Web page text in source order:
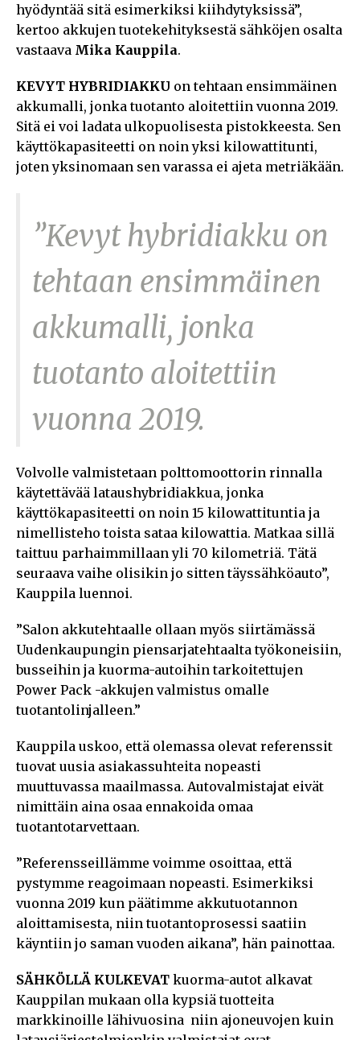
hyödyntää sitä esimerkiksi kiihdytyksissä”,
kertoo akkujen tuotekehityksestä sähköjen osalta
vastaava Mika Kauppila.
KEVYT HYBRIDIAKKU on tehtaan ensimmäinen
akkumalli, jonka tuotanto aloitettiin vuonna 2019.
Sitä ei voi ladata ulkopuolisesta pistokkeesta. Sen
käyttökapasiteetti on noin yksi kilowattitunti,
joten yksinomaan sen varassa ei ajeta metriäkään.
”Kevyt hybridiakku on
tehtaan ensimmäinen
akkumalli, jonka
tuotanto aloitettiin
vuonna 2019.
Volvolle valmistetaan polttomoottorin rinnalla
käytettävää lataushybridiakkua, jonka
käyttökapasiteetti on noin 15 kilowattituntia ja
nimellisteho toista sataa kilowattia. Matkaa sillä
taittuu parhaimmillaan yli 70 kilometriä. Tätä
seuraava vaihe olisikin jo sitten täyssähköauto”,
Kauppila luennoi.
”Salon akkutehtaalle ollaan myös siirtämässä
Uudenkaupungin piensarjatehtaalta työkoneisiin,
busseihin ja kuorma-autoihin tarkoitettujen
Power Pack -akkujen valmistus omalle
tuotantolinjalleen.”
Kauppila uskoo, että olemassa olevat referenssit
tuovat uusia asiakassuhteita nopeasti
muuttuvassa maailmassa. Autovalmistajat eivät
nimittäin aina osaa ennakoida omaa
tuotantotarvettaan.
”Referensseillämme voimme osoittaa, että
pystymme reagoimaan nopeasti. Esimerkiksi
vuonna 2019 kun päätimme akkutuotannon
aloittamisesta, niin tuotantoprosessi saatiin
käyntiin jo saman vuoden aikana”, hän painottaa.
SÄHKÖLLÄ KULKEVAT kuorma-autot alkavat
Kauppilan mukaan olla kypsiä tuotteita
markkinoille lähivuosina niin ajoneuvojen kuin